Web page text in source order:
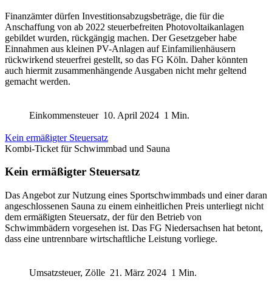
Finanzämter dürfen Investitionsabzugsbeträge, die für die
Anschaffung von ab 2022 steuerbefreiten Photovoltaikanlagen
gebildet wurden, rückgängig machen. Der Gesetzgeber habe
Einnahmen aus kleinen PV-Anlagen auf Einfamilienhäusern
rückwirkend steuerfrei gestellt, so das FG Köln. Daher könnten
auch hiermit zusammenhängende Ausgaben nicht mehr geltend
gemacht werden.
Einkommensteuer 10. April 2024 1 Min.
Kein ermäßigter Steuersatz
Kombi-Ticket für Schwimmbad und Sauna
Kein ermäßigter Steuersatz
Das Angebot zur Nutzung eines Sportschwimmbads und einer daran
angeschlossenen Sauna zu einem einheitlichen Preis unterliegt nicht
dem ermäßigten Steuersatz, der für den Betrieb von
Schwimmbädern vorgesehen ist. Das FG Niedersachsen hat betont,
dass eine untrennbare wirtschaftliche Leistung vorliege.
Umsatzsteuer, Zölle 21. März 2024 1 Min.